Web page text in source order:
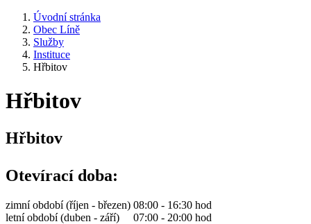
Úvodní stránka
Obec Líně
Služby
Instituce
Hřbitov
Hřbitov
Hřbitov
Otevírací doba:
zimní období (říjen - březen) 08:00 - 16:30 hod
letní období (duben - září) 07:00 - 20:00 hod